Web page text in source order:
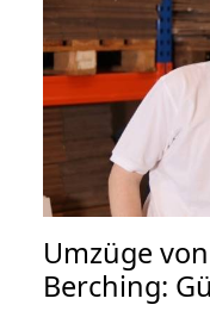
Umzüge
Berching: